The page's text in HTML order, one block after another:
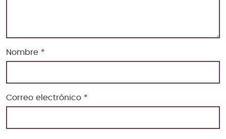
Nombre *
Correo electrónico *